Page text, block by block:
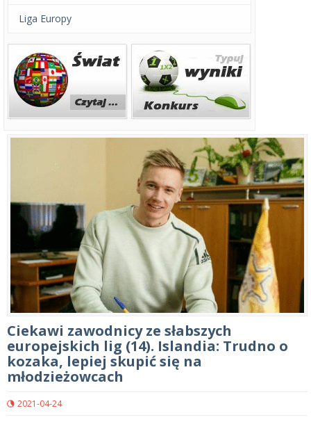
Liga Europy
Ciekawi zawodnicy ze słabszych
europejskich lig (14). Islandia: Trudno o
kozaka, lepiej skupić się na
młodzieżowcach
2021-04-24